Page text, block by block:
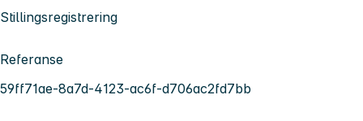
Stillingsregistrering
Referanse
59ff71ae-8a7d-4123-ac6f-d706ac2fd7bb